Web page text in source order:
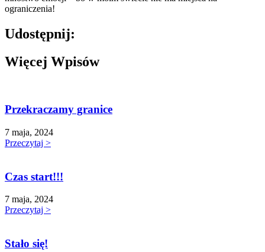
ograniczenia!
Udostępnij:
Więcej Wpisów
Przekraczamy granice
7 maja, 2024
Przeczytaj >
Czas start!!!
7 maja, 2024
Przeczytaj >
Stało się!